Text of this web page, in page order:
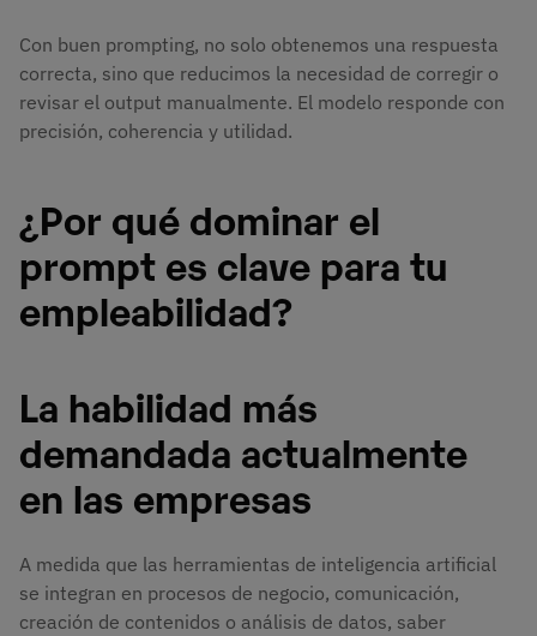
Con buen prompting, no solo obtenemos una respuesta
correcta, sino que reducimos la necesidad de corregir o
revisar el output manualmente. El modelo responde con
precisión, coherencia y utilidad.
¿Por qué dominar el
prompt es clave para tu
empleabilidad?
La habilidad más
demandada actualmente
en las empresas
A medida que las herramientas de inteligencia artificial
se integran en procesos de negocio, comunicación,
creación de contenidos o análisis de datos, saber